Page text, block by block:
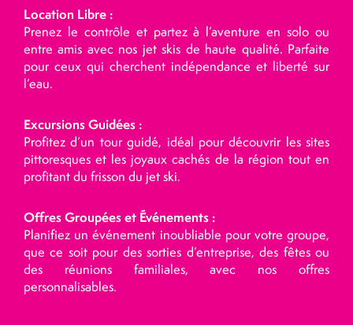
Location Libre :
Prenez le contrôle et partez à l’aventure en solo ou
entre amis avec nos jet skis de haute qualité. Parfaite
pour ceux qui cherchent indépendance et liberté sur
l’eau.
Excursions Guidées :
Profitez d’un tour guidé, idéal pour découvrir les sites
pittoresques et les joyaux cachés de la région tout en
profitant du frisson du jet ski.
Offres Groupées et Événements :
Planifiez un événement inoubliable pour votre groupe,
que ce soit pour des sorties d’entreprise, des fêtes ou
des réunions familiales, avec nos offres
personnalisables.